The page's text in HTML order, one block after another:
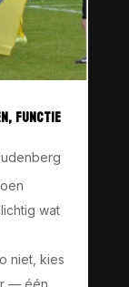
FUNCTIE
wat
niet, kies
— één